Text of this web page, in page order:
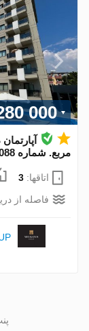
000
مربع. شماره 189088
اتاقها: 3
فاصله از